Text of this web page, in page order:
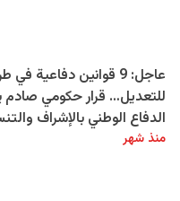
عاجل: 9 قوانين دفاعية في
للتعديل… قرار حكومي صادم
الدفاع الوطني بالإشراف
منذ شهر